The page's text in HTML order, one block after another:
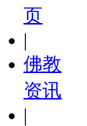
页
|
佛教
资讯
|